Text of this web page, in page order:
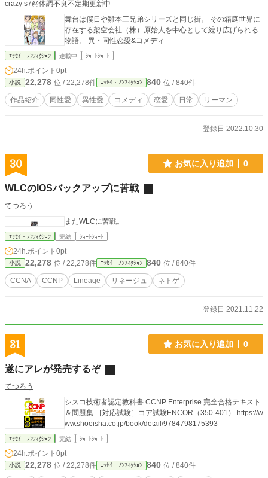
crazy’s7@体調不良不定期更新中
舞台は僕日や雛本三兄弟シリーズと同じ街。 その箱庭世界に
存在する架空会社（株）原始人を中心として繰り広げられる
物語。 異・同性恋愛&コメディ
ｴｯｾｲ・ﾉﾝﾌｨｸｼｮﾝ 連載中 ｼｮｰﾄｼｮｰﾄ
24h.ポイント 0pt
小説 22,278 位 / 22,278件 ｴｯｾｲ・ﾉﾝﾌｨｸｼｮﾝ 840 位 / 840件
作品紹介 同性愛 異性愛 コメディ 恋愛 日常 リーマン
登録日 2022.10.30
30 お気に入り追加 0
WLCのIOSバックアップに苦戦
てつろう
またWLCに苦戦。
ｴｯｾｲ・ﾉﾝﾌｨｸｼｮﾝ 完結 ｼｮｰﾄｼｮｰﾄ
24h.ポイント 0pt
小説 22,278 位 / 22,278件 ｴｯｾｲ・ﾉﾝﾌｨｸｼｮﾝ 840 位 / 840件
CCNA CCNP Lineage リネージュ ネトゲ
登録日 2021.11.22
31 お気に入り追加 0
遂にアレが発売するぞ
てつろう
シスコ技術者認定教科書 CCNP Enterprise 完全合格テキスト
＆問題集 ［対応試験］コア試験ENCOR（350-401） https://w
ww.shoeisha.co.jp/book/detail/9784798175393
ｴｯｾｲ・ﾉﾝﾌｨｸｼｮﾝ 完結 ｼｮｰﾄｼｮｰﾄ
24h.ポイント 0pt
小説 22,278 位 / 22,278件 ｴｯｾｲ・ﾉﾝﾌｨｸｼｮﾝ 840 位 / 840件